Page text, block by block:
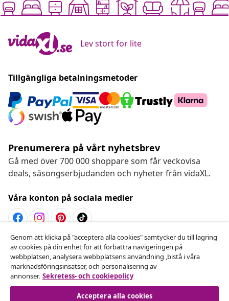
Lev stort for lite
Tillgängliga betalningsmetoder
Prenumerera på vårt nyhetsbrev
Gå med över 700 000 shoppare som får veckovisa
deals, säsongserbjudanden och nyheter från vidaXL.
Våra konton på sociala medier
Avbryta avtalet
Skicka in en begäran om uttag för din beställning.
Avbryta avtalet
Genom att klicka på "acceptera alla cookies" samtycker du till lagring
av cookies på din enhet för att förbättra navigeringen på
webbplatsen, analysera webbplatsens användning ,bistå i våra
marknadsföringsinsatser, och personalisering av
annonser. Sekretess- och cookiepolicy
Acceptera alla cookies